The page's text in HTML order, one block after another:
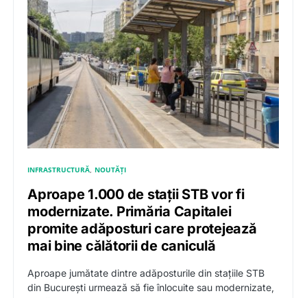
INFRASTRUCTURĂ NOUTĂȚI
Aproape 1.000 de stații STB vor fi
modernizate. Primăria Capitalei
promite adăposturi care protejează
mai bine călătorii de caniculă
Aproape jumătate dintre adăposturile din stațiile STB
din București urmează să fie înlocuite sau modernizate,